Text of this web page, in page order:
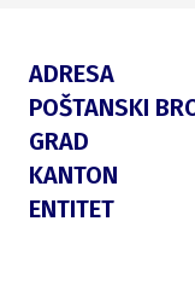
ADRESA
POŠTANSKI
GRAD
KANTON
ENTITET